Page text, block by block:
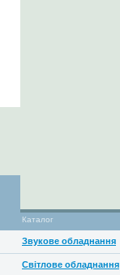
Каталог
Звукове обладнання
Світлове обладнання